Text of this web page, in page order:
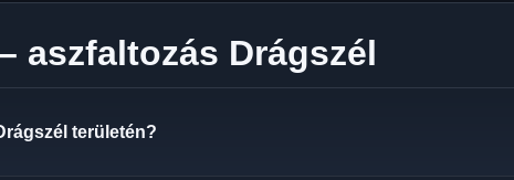
aszfaltozás Drágszél
területén?